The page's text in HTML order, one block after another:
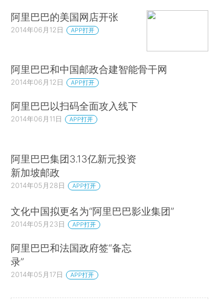
阿里巴巴的美国网店开张
2014年06月12日 APP打开
阿里巴巴和中国邮政合建智能骨干网
2014年06月12日 APP打开
阿里巴巴以扫码全面攻入线下
2014年06月11日 APP打开
阿里巴巴集团3.13亿新元投资
新加坡邮政
2014年05月28日 APP打开
文化中国拟更名为“阿里巴巴影业集团”
2014年05月23日 APP打开
阿里巴巴和法国政府签“备忘
录”
2014年05月17日 APP打开